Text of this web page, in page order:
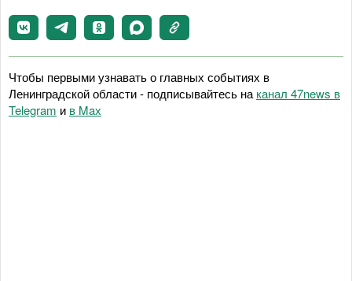
Чтобы первыми узнавать о главных событиях в
Ленинградской области - подписывайтесь на канал 47news в
Telegram и в Maх